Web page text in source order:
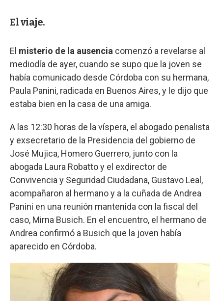
El viaje.
El misterio de la ausencia comenzó a revelarse al
mediodía de ayer, cuando se supo que la joven se
había comunicado desde Córdoba con su hermana,
Paula Panini, radicada en Buenos Aires, y le dijo que
estaba bien en la casa de una amiga.
A las 12:30 horas de la víspera, el abogado penalista
y exsecretario de la Presidencia del gobierno de
José Mujica, Homero Guerrero, junto con la
abogada Laura Robatto y el exdirector de
Convivencia y Seguridad Ciudadana, Gustavo Leal,
acompañaron al hermano y a la cuñada de Andrea
Panini en una reunión mantenida con la fiscal del
caso, Mirna Busich. En el encuentro, el hermano de
Andrea confirmó a Busich que la joven había
aparecido en Córdoba.